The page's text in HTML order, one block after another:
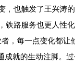
也触发了王兴涛的
铁路服务也更人性
，每一点变化都让
就的生动注脚。过